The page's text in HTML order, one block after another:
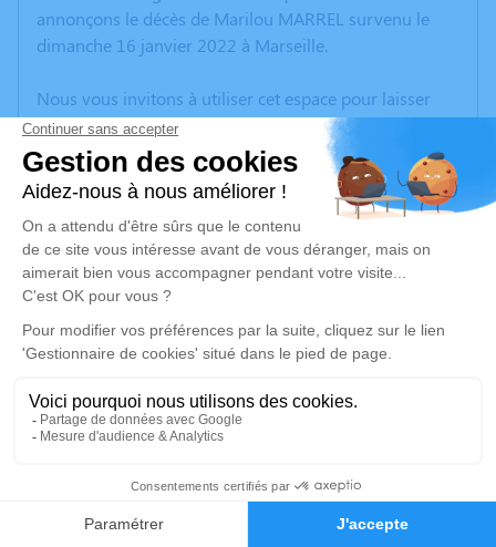
Faire-part Hommages
annonçons le décès de Marilou MARREL survenu le
dimanche 16 janvier 2022 à Marseille.
Nous vous invitons à utiliser cet espace pour laisser
vos condoléances, partager des photos souvenirs, une
anecdote ou exprimer vos pensées à travers des
poèmes ou des textes. Cet endroit est un lieu
d'expression dédié à honorer la mémoire de Marilou
MARREL.
Un service de plantation d’arbre hommage est
disponible ici.
Je rends hommage
Cérémonie civile
Cimetière Communal de Serviers-et-Labaume
Route d'Aubussargues